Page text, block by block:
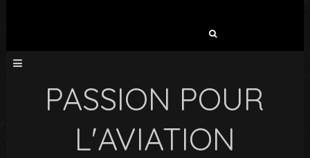
PASSION POUR
L'AVIATION